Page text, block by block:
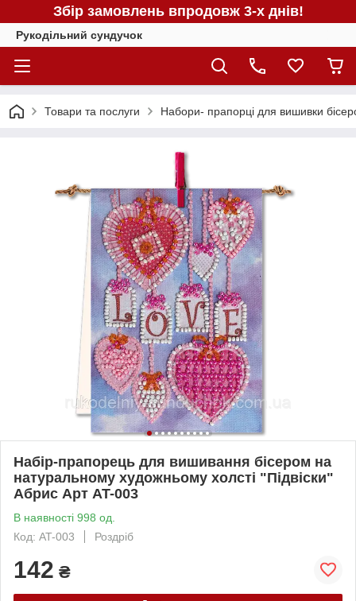
Збір замовлень впродовж 3-х днів!
Рукодільний сундучок
Товари та послуги Набори- прапорці для вишивки
Набір-прапорець для вишивання бісером на
натуральному художньому холсті "Підвіски"
Абрис Арт AT-003
В наявності 998 од.
Код: AT-003
Роздріб
142 ₴